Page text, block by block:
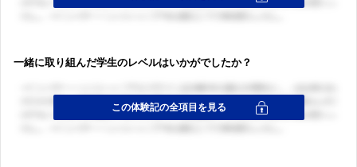
一緒に取り組んだ学生のレベルはいかがでしたか？